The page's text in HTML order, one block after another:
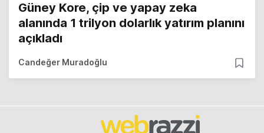
Güney Kore, çip ve yapay zeka
alanında 1 trilyon dolarlık yatırım planını
açıkladı
Candeğer Muradoğlu